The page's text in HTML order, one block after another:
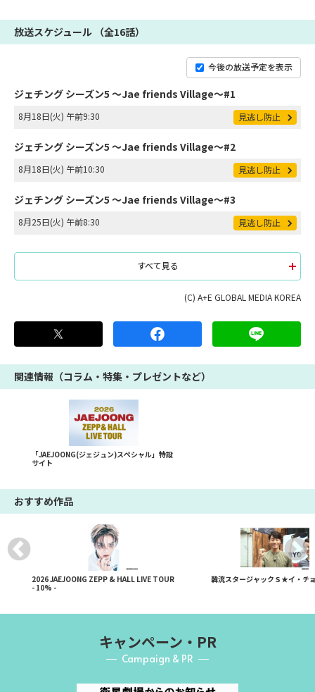
放送スケジュール （全16話）
今後の放送予定を表示
ジェチング シーズン5 ～Jae friends Village～#1
8月18日(火) 午前9:30 見逃し防止
ジェチング シーズン5 ～Jae friends Village～#2
8月18日(火) 午前10:30 見逃し防止
ジェチング シーズン5 ～Jae friends Village～#3
8月25日(火) 午前8:30 見逃し防止
すべて見る
(C) A+E GLOBAL MEDIA KOREA
関連情報（コラム・特集・プレゼントなど）
「JAEJOONG(ジェジュン)スペシャル」特設
サイト
おすすめ作品
2026 JAEJOONG ZEPP & HALL LIVE TOUR
- 10% -
韓流スタージャックＳ★イ・チ
キャンペーン・PR
Campaign & PR